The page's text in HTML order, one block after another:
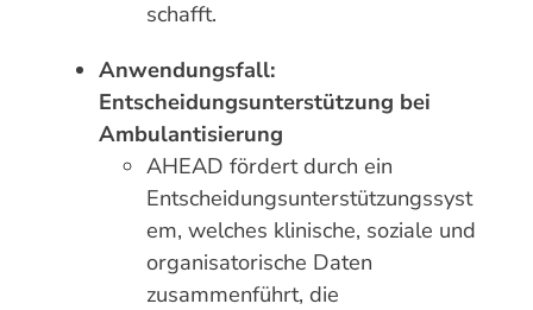
schafft.
Anwendungsfall:
Entscheidungsunterstützung bei
Ambulantisierung
AHEAD fördert durch ein
Entscheidungsunterstützungssyst
em, welches klinische, soziale und
organisatorische Daten
zusammenführt, die